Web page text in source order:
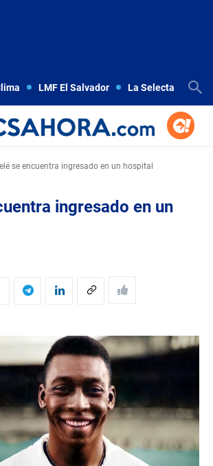
LMF El Salvador La Selecta
se encuentra ingresado en un hospital
ingresado en un